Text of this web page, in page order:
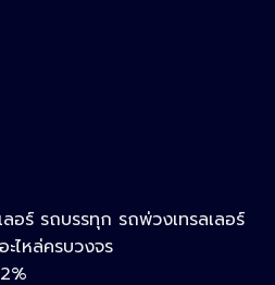
ลอร์ รถบรรทุก รถพ่วงเทรลเลอร์
ไหล่ครบวงจร